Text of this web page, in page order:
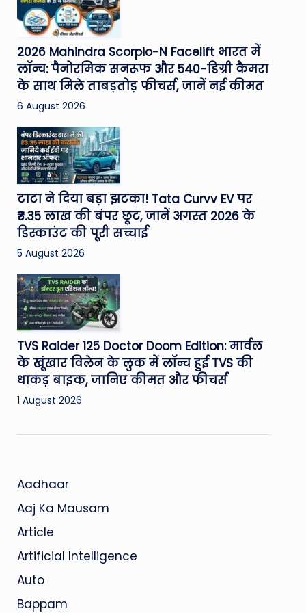
2026 Mahindra Scorpio-N Facelift भारत में
लॉन्च: पैनोरमिक सनरूफ और 540-डिग्री कैमरा
के साथ मिले ताबड़तोड़ फीचर्स, जानें नई कीमत
6 August 2026
टाटा ने दिया बड़ा झटका! Tata Curvv EV पर
₹3.35 लाख की बंपर छूट, जानें अगस्त 2026 के
डिस्काउंट की पूरी सच्चाई
5 August 2026
TVS Raider 125 Doctor Doom Edition: मार्वल
के खूंखार विलेन के लुक में लॉन्च हुई TVS की
धाकड़ बाइक, जानिए कीमत और फीचर्स
1 August 2026
Aadhaar
Aaj Ka Mausam
Article
Artificial Intelligence
Auto
Bappam